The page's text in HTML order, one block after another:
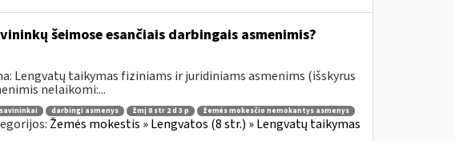
šeimose esančiais darbingais asmenimis?
Lengvatų taikymas fiziniams ir juridiniams asmenims (išskyrus
nelaikomi:...
darbingi asmenys žmį 8 str 2 d 3 p
žemės mokesčio nemokantys asmenys
Žemės mokestis » Lengvatos (8 str.) » Lengvatų taikymas